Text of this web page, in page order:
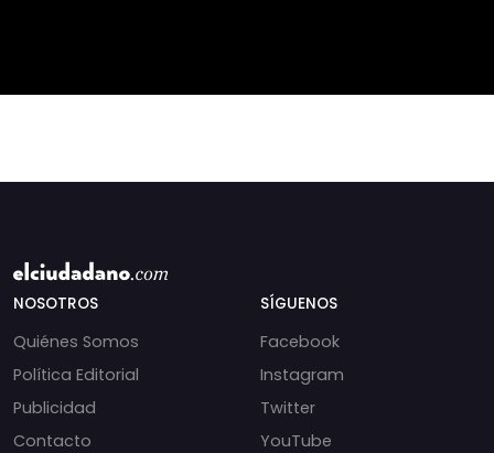
NOSOTROS
Quiénes Somos
Política Editorial
Publicidad
Contacto
SÍGUENOS
Facebook
Instagram
Twitter
YouTube